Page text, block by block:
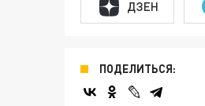
ДЗЕН
ПОДЕЛИТЬСЯ: